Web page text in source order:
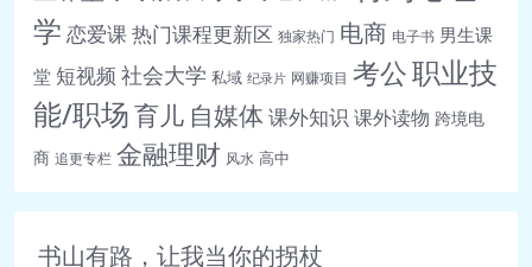
1：口语时代的神圣权威.pdf
🎵 gh-20.0115丨《文字的力量》
2：印刷机怎么改变了我们？.mp3
📄 gh-20.0115丨《文字的力量》
2：印刷机怎么改变了我们？.pdf
📄 gh-20.0116丨《文字的力量》
📄 gh-0930丨顾衡问答丨东
西方青铜文明结束，区别在哪
里？.pdf
🎵 gh-1003丨《人造肉》1：
肉蛋奶为什么变得这么便
肉蛋奶为什么变得这么便
学 恋爱课热门课程更新区 独家热门 电商 电子书 男生课
堂 短视频 社会大学 私域 纪录片 网赚项目 考公职业技
能/职场育儿 自媒体 课外知识 课外读物 跨境电
商 追更专栏 金融理财 风水 高中
书山有路，让我当你的拐杖